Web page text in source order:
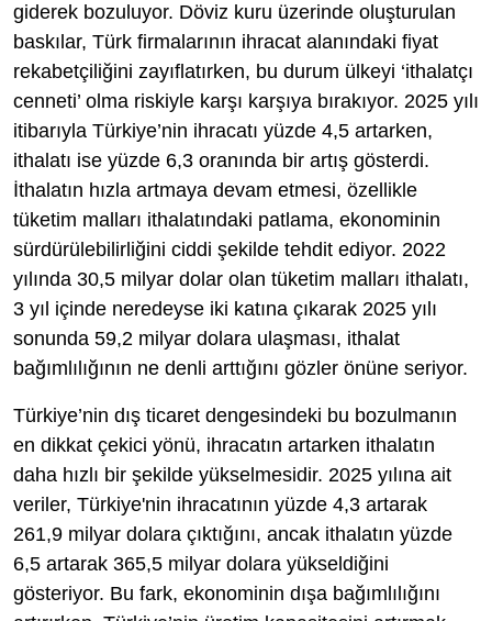
giderek bozuluyor. Döviz kuru üzerinde oluşturulan
baskılar, Türk firmalarının ihracat alanındaki fiyat
rekabetçiliğini zayıflatırken, bu durum ülkeyi ‘ithalatçı
cenneti’ olma riskiyle karşı karşıya bırakıyor. 2025 yılı
itibarıyla Türkiye’nin ihracatı yüzde 4,5 artarken,
ithalatı ise yüzde 6,3 oranında bir artış gösterdi.
İthalatın hızla artmaya devam etmesi, özellikle
tüketim malları ithalatındaki patlama, ekonominin
sürdürülebilirliğini ciddi şekilde tehdit ediyor. 2022
yılında 30,5 milyar dolar olan tüketim malları ithalatı,
3 yıl içinde neredeyse iki katına çıkarak 2025 yılı
sonunda 59,2 milyar dolara ulaşması, ithalat
bağımlılığının ne denli arttığını gözler önüne seriyor.
Türkiye’nin dış ticaret dengesindeki bu bozulmanın
en dikkat çekici yönü, ihracatın artarken ithalatın
daha hızlı bir şekilde yükselmesidir. 2025 yılına ait
veriler, Türkiye'nin ihracatının yüzde 4,3 artarak
261,9 milyar dolara çıktığını, ancak ithalatın yüzde
6,5 artarak 365,5 milyar dolara yükseldiğini
gösteriyor. Bu fark, ekonominin dışa bağımlılığını